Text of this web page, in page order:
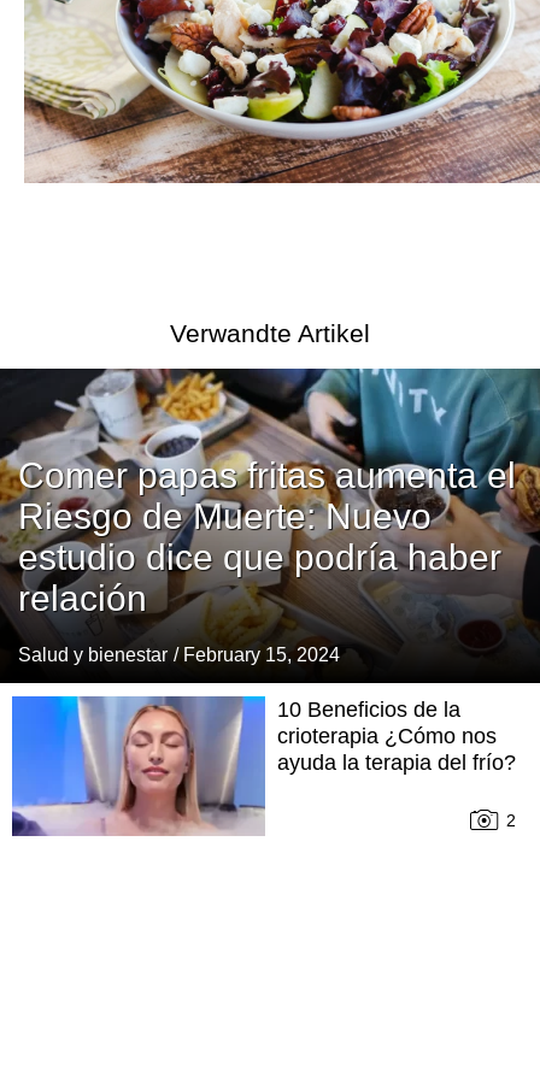
Verwandte Artikel
Comer papas fritas aumenta el
Riesgo de Muerte: Nuevo
estudio dice que podría haber
relación
Salud y bienestar / February 15, 2024
10 Beneficios de la
crioterapia ¿Cómo nos
ayuda la terapia del frío?
2